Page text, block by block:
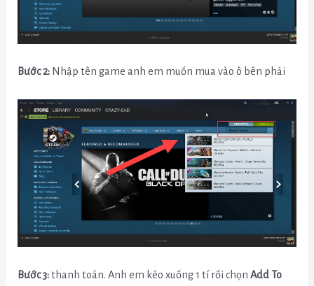
Bước 2: Nhập tên game anh em muốn mua vào ô bên phải
Bước 3:thanh toán. Anh em kéo xuống 1 tí rồi chọnAdd To